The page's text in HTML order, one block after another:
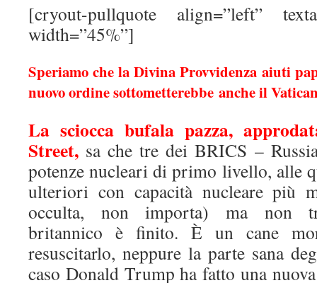
[cryout-pullquote align=”left”
width=”45%”]
Speriamo che la Divina Provvidenza aiuti
nuovo ordine sottometterebbe anche il
La sciocca bufala pazza,
Street, sa che tre dei BRICS –
potenze nucleari di primo livello, alle
ulteriori con capacità nucleare più
occulta, non importa) ma non
britannico è finito. È un cane
resuscitarlo, neppure la parte sana
caso Donald Trump ha fatto una